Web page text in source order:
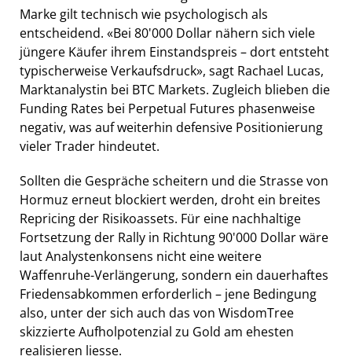
Marke gilt technisch wie psychologisch als
entscheidend. «Bei 80'000 Dollar nähern sich viele
jüngere Käufer ihrem Einstandspreis – dort entsteht
typischerweise Verkaufsdruck», sagt Rachael Lucas,
Marktanalystin bei BTC Markets. Zugleich blieben die
Funding Rates bei Perpetual Futures phasenweise
negativ, was auf weiterhin defensive Positionierung
vieler Trader hindeutet.
Sollten die Gespräche scheitern und die Strasse von
Hormuz erneut blockiert werden, droht ein breites
Repricing der Risikoassets. Für eine nachhaltige
Fortsetzung der Rally in Richtung 90'000 Dollar wäre
laut Analystenkonsens nicht eine weitere
Waffenruhe-Verlängerung, sondern ein dauerhaftes
Friedensabkommen erforderlich – jene Bedingung
also, unter der sich auch das von WisdomTree
skizzierte Aufholpotenzial zu Gold am ehesten
realisieren liesse.